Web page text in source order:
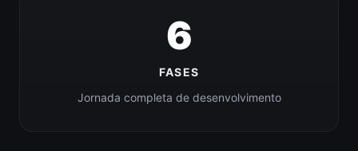
6
FASES
Jornada completa de desenvolvimento